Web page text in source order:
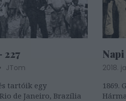
227
JTom
tartóik egy
de Janeiro, Brazília
2018.
1869.